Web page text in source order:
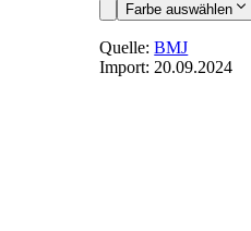
Farbe auswählen
Quelle:BMJ
Import: 20.09.2024